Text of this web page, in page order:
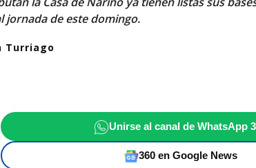
jornada de este domingo.
Turriago
Unirse al canal de WhatsApp
360 en Google News